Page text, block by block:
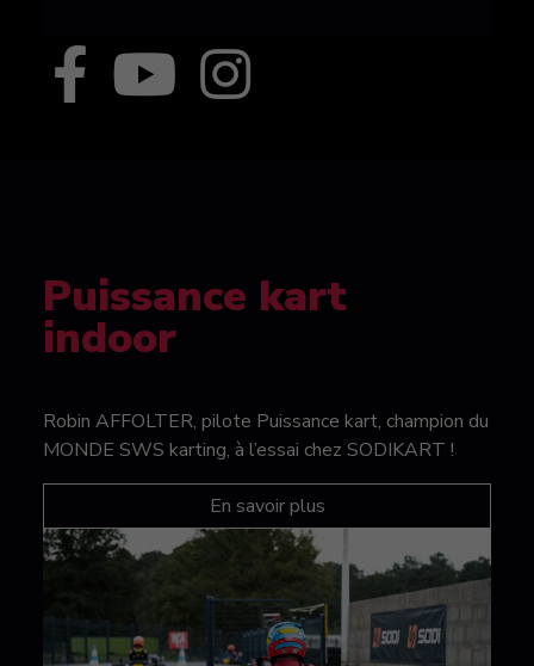
Puissance kart
indoor
Robin AFFOLTER, pilote Puissance kart, champion du
MONDE SWS karting, à l’essai chez SODIKART !
En savoir plus